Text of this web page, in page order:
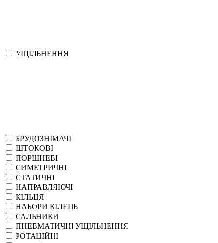
УЩІЛЬНЕННЯ
БРУДОЗНІМАЧІ
ШТОКОВІ
ПОРШНЕВІ
СИМЕТРИЧНІ
СТАТИЧНІ
НАПРАВЛЯЮЧІ
КІЛЬЦЯ
НАБОРИ КІЛЕЦЬ
САЛЬНИКИ
ПНЕВМАТИЧНІ УЩІЛЬНЕННЯ
РОТАЦІЙНІ